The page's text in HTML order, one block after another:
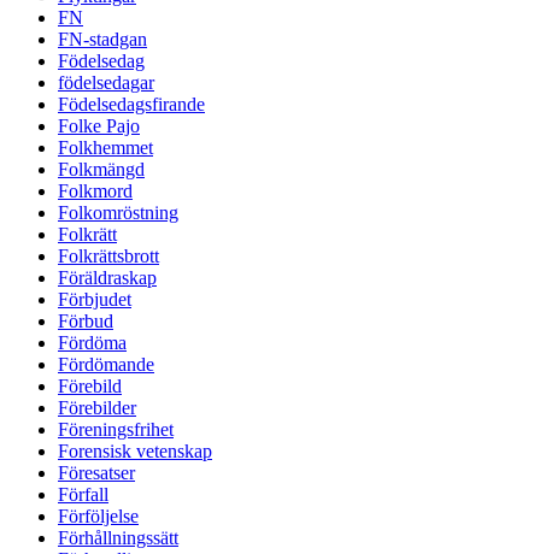
FN
FN-stadgan
Födelsedag
födelsedagar
Födelsedagsfirande
Folke Pajo
Folkhemmet
Folkmängd
Folkmord
Folkomröstning
Folkrätt
Folkrättsbrott
Föräldraskap
Förbjudet
Förbud
Fördöma
Fördömande
Förebild
Förebilder
Föreningsfrihet
Forensisk vetenskap
Föresatser
Förfall
Förföljelse
Förhållningssätt